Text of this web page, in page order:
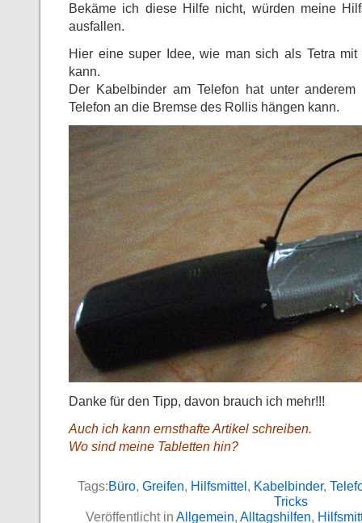
Bekäme ich diese Hilfe nicht, würden meine
ausfallen.
Hier eine super Idee, wie man sich als Tetra mit
kann.
Der Kabelbinder am Telefon hat unter
Telefon an die Bremse des Rollis hängen kann.
Danke für den Tipp, davon brauch ich mehr!!!
Auch ich kann ernsthafte Artikel schreiben.
Wo sind meine Tabletten hin?
Tags:Büro, Greifen, Hilfsmittel, Kabelbinder,
Tricks
Veröffentlicht in Allgemein, Alltagshilfen,